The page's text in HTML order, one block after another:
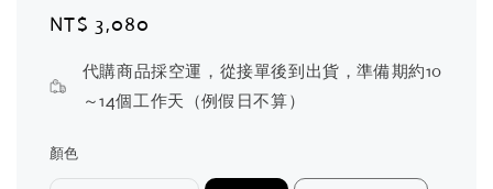
Regular
NT$ 3,080
代購商品採空運，從接單後到出貨，準備期約10
～14個工作天（例假日不算）
顏色